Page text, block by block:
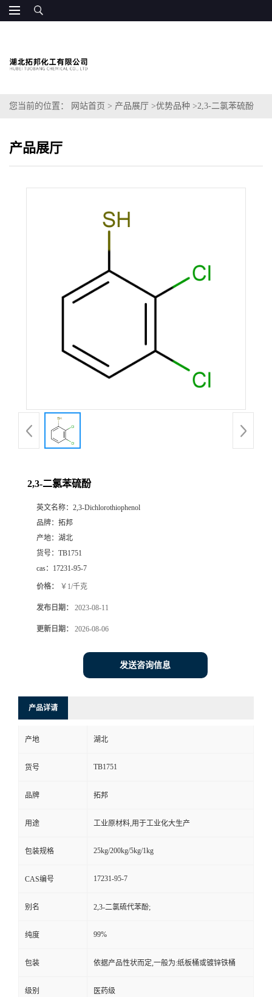
您当前的位置： 网站首页 > 产品展厅 >优势品种 >2,3-二氯苯硫酚
产品展厅
2,3-二氯苯硫酚
英文名称： 2,3-Dichlorothiophenol
品牌： 拓邦
产地： 湖北
货号： TB1751
cas： 17231-95-7
价格： ￥1/千克
发布日期： 2023-08-11
更新日期： 2026-08-06
发送咨询信息
产品详请
产地 湖北
货号 TB1751
品牌 拓邦
用途 工业原材料,用于工业化大生产
包装规格 25kg/200kg/5kg/1kg
CAS编号 17231-95-7
别名 2,3-二氯硫代苯酚;
纯度 99%
包装 依据产品性状而定,一般为:纸板桶或镀锌铁桶
级别 医药级